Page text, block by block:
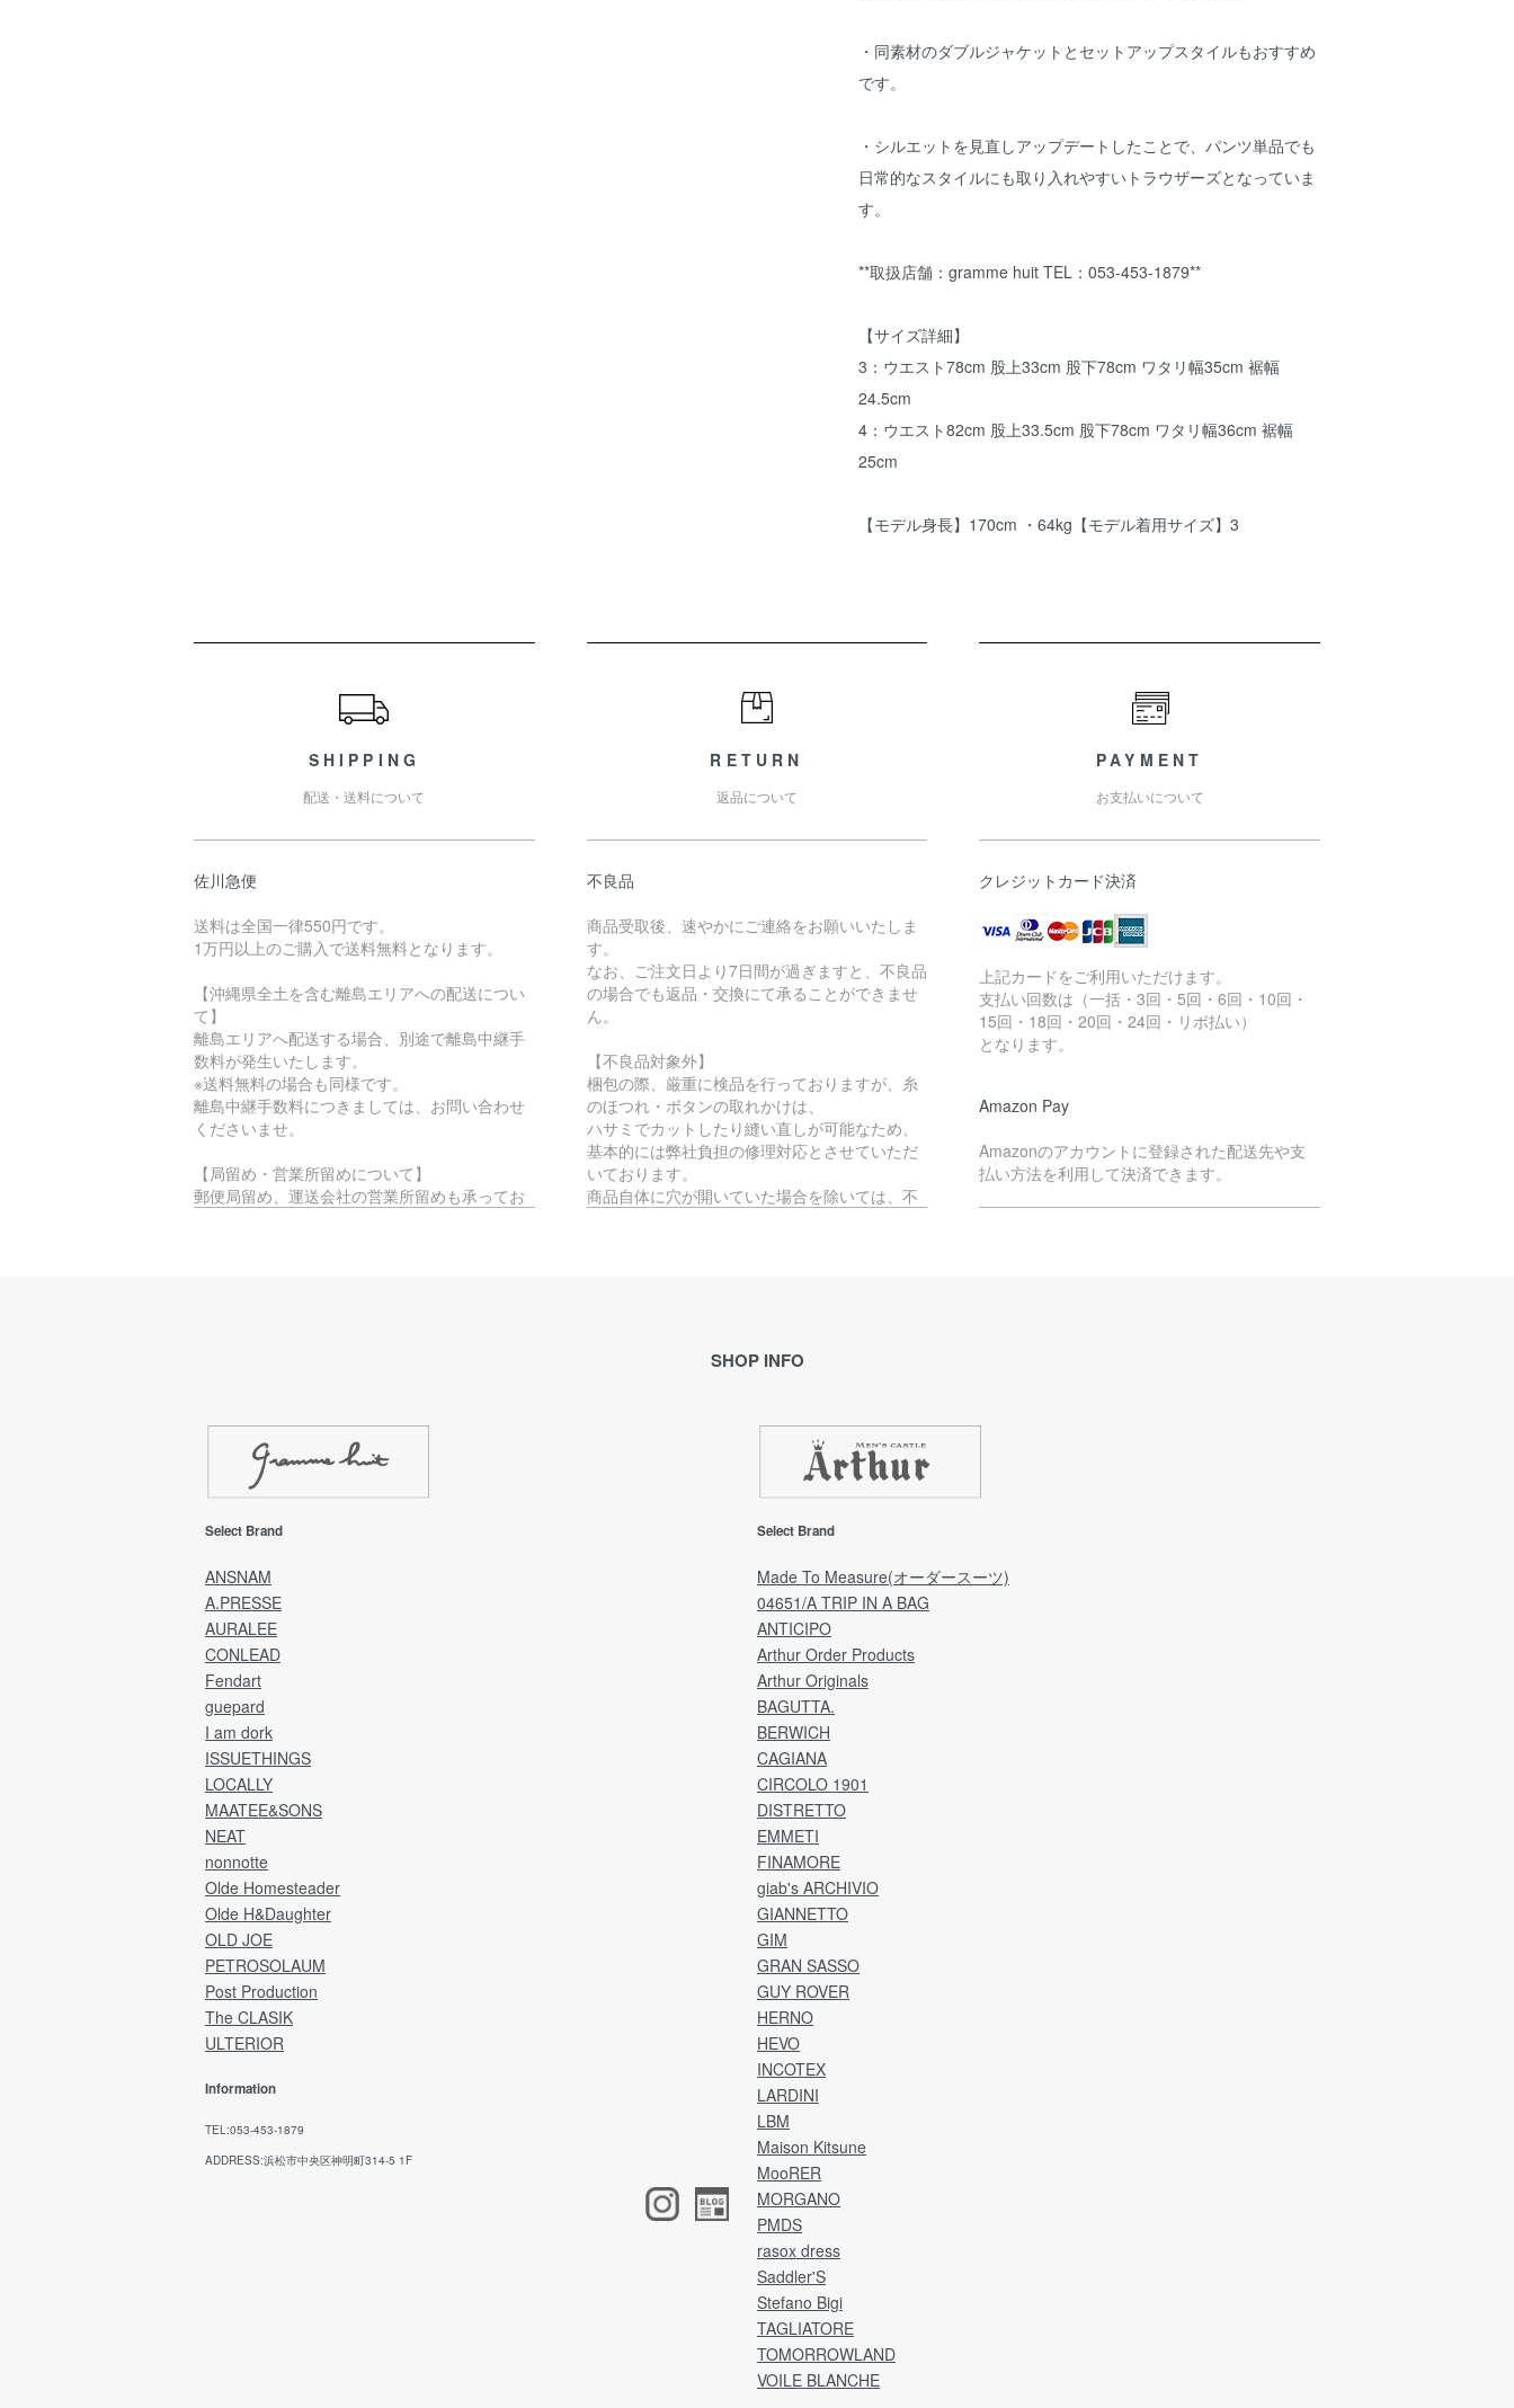
・同素材のダブルジャケットとセットアップスタイルもおすすめ
です。
・シルエットを⾒直しアップデートしたことで、パンツ単品でも
⽇常的なスタイルにも取り⼊れやすいトラウザーズとなっていま
す。
**取扱店舗：gramme huit TEL：053-453-1879**
【サイズ詳細】
3：ウエスト78cm 股上33cm 股下78cm ワタリ幅35cm 裾幅
24.5cm
4：ウエスト82cm 股上33.5cm 股下78cm ワタリ幅36cm 裾幅
25cm
【モデル身長】170cm ・64kg【モデル着用サイズ】3
SHIPPING
配送・送料について
佐川急便
送料は全国一律550円です。
1万円以上のご購入で送料無料となります。
【沖縄県全土を含む離島エリアへの配送につい
て】
離島エリアへ配送する場合、別途で離島中継手
数料が発生いたします。
※送料無料の場合も同様です。
離島中継手数料につきましては、お問い合わせ
くださいませ。
【局留め・営業所留めについて】
郵便局留め、運送会社の営業所留めも承ってお
ご迷惑をおかけしますが、何卒ご理解賜ります
ようお願い申し上げます。
EMS(Overseas shipping)
送方法です。
発送完了後、カード決済金額に送料を追加した
金額にて、ご請求させていただきます。
※送料は全商品発生し「宛先国・サイズ・重量」
によって異なります。
Delivery will be by EMS and payment will be by
credit card.
After the product has been shipped,
you will be charged the product price plus
shipping costs.
[Returns and refunds]
We cannot accept returns, exchanges, or
refunds after the product has been shipped.
→ Japan Post Website
RETURN
返品について
不良品
商品受取後、速やかにご連絡をお願いいたしま
す。
なお、ご注文日より7日間が過ぎますと、不良品
の場合でも返品・交換にて承ることができませ
ん。
【不良品対象外】
梱包の際、厳重に検品を行っておりますが、糸
のほつれ・ボタンの取れかけは、
ハサミでカットしたり縫い直しが可能なため、
基本的には弊社負担の修理対応とさせていただ
いております。
商品自体に穴が開いていた場合を除いては、不
品・交換は承ることができません。
返品・交換をご希望の場合「ご注文日」から7日
以内にご連絡をお願いいたします。
(ご予約品は「商品受取日」から7日以内にご連
※弊社理由による発送遅れの場合は「商品受取
日」より7日間が期限となります。
日時指定により、受取日を延長される場合は
「ご注文日」より7日間が期限のため、
指定日によっては、不良品の場合でも返品・交
換が不可となっております。
ご理解のうえ、ご選択くださいますよう何卒お
※なお、過度に返品・交換が多いお客様につきま
こちらの判断で次回からのご注文をお断りさせ
ていただくことがございます。
弊社より返送先の住所をご連絡いたします。
メールをご確認のうえ、2日以内にご返送をお願
※ご事情により期限以内に返送手続きが難しい場
合は、ご連絡をお願いいたします。
発送は宅急便、またはゆうパックにてお願いい
(※レターパックはご利用いただけません。)
商品タグ・その他付属品は、外さずそのままの
状態で梱包してください。
香水や洗剤の匂い、着用感がみられた場合は、
返品・交換はお受けいたしかねます。
梱包に不備がある場合は、お受け取りできない
恐れ入りますが、予めご了承くださいませ。
PAYMENT
お支払いについて
クレジットカード決済
上記カードをご利用いただけます。
支払い回数は（一括・3回・5回・6回・10回・
15回・18回・20回・24回・リボ払い）
となります。
Amazon Pay
Amazonのアカウントに登録された配送先や支
払い方法を利用して決済できます。
回以降のご注文をお断りさせていただく場合が
願い申し上げます。
SHOP INFO
Select Brand
ANSNAM
A.PRESSE
AURALEE
CONLEAD
Fendart
guepard
I am dork
ISSUETHINGS
LOCALLY
MAATEE&SONS
NEAT
nonnotte
Olde Homesteader
Olde H&Daughter
OLD JOE
PETROSOLAUM
Post Production
The CLASIK
ULTERIOR
Information
TEL:053-453-1879
ADDRESS:浜松市中央区神明町314-5 1F
Select Brand
Made To Measure(オーダースーツ)
04651/A TRIP IN A BAG
ANTICIPO
Arthur Order Products
Arthur Originals
BAGUTTA.
BERWICH
CAGIANA
CIRCOLO 1901
DISTRETTO
EMMETI
FINAMORE
giab's ARCHIVIO
GIANNETTO
GIM
GRAN SASSO
GUY ROVER
HERNO
HEVO
INCOTEX
LARDINI
LBM
Maison Kitsune
MooRER
MORGANO
PMDS
rasox dress
Saddler'S
Stefano Bigi
TAGLIATORE
TOMORROWLAND
VOILE BLANCHE